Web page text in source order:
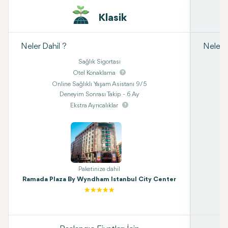
Klasik
Neler Dahil ?
Sağlık Sigortası
Otel Konaklama
Online Sağlıklı Yaşam Asistanı 9/5
Deneyim Sonrası Takip - 6 Ay
Ekstra Ayrıcalıklar
Paketinize dahil
Ramada Plaza By Wyndham Istanbul City Center
Neler